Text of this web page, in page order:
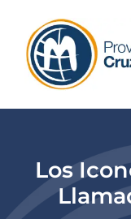
content
Los